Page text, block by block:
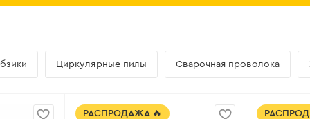
Циркулярные пилы Сварочная проволока
РАСПРОДАЖА 🔥